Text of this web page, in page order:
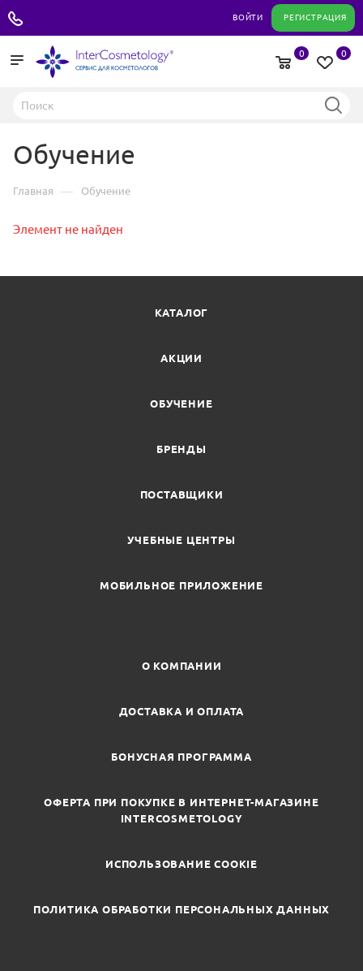
ВОЙТИ РЕГИСТРАЦИЯ
0
0
Обучение
Главная — Обучение
Элемент не найден
КАТАЛОГ
АКЦИИ
ОБУЧЕНИЕ
БРЕНДЫ
ПОСТАВЩИКИ
УЧЕБНЫЕ ЦЕНТРЫ
МОБИЛЬНОЕ ПРИЛОЖЕНИЕ
О КОМПАНИИ
ДОСТАВКА И ОПЛАТА
БОНУСНАЯ ПРОГРАММА
ОФЕРТА ПРИ ПОКУПКЕ В ИНТЕРНЕТ-МАГАЗИНЕ
INTERCOSMETOLOGY
ИСПОЛЬЗОВАНИЕ COOKIE
ПОЛИТИКА ОБРАБОТКИ ПЕРСОНАЛЬНЫХ ДАННЫХ